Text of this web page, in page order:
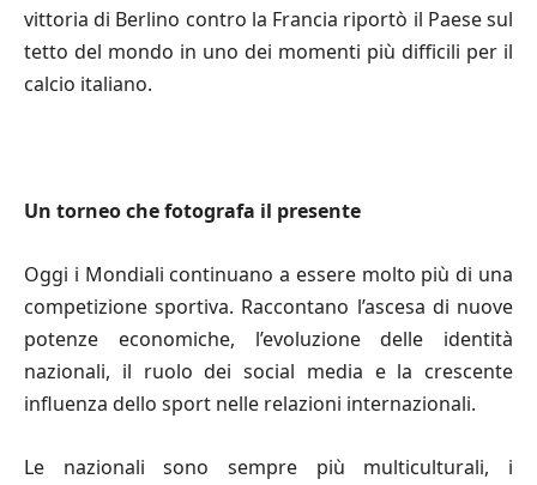
vittoria di Berlino contro la Francia riportò il Paese sul
tetto del mondo in uno dei momenti più difficili per il
calcio italiano.
Un torneo che fotografa il presente
Oggi i Mondiali continuano a essere molto più di una
competizione sportiva. Raccontano l’ascesa di nuove
potenze economiche, l’evoluzione delle identità
nazionali, il ruolo dei social media e la crescente
influenza dello sport nelle relazioni internazionali.
Le nazionali sono sempre più multiculturali, i